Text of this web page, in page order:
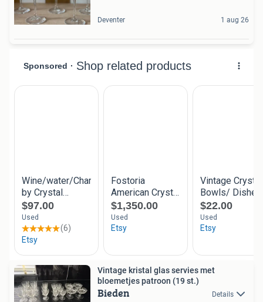
Deventer 1 aug 26
Vintage kristal glas servies met
bloemetjes patroon (19 st.)
Bieden Details